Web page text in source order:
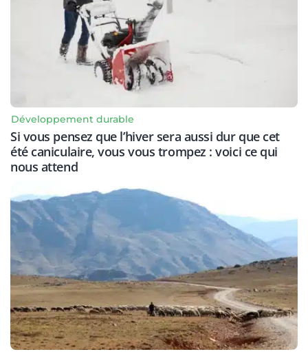
Développement durable
Si vous pensez que l’hiver sera aussi dur que cet
été caniculaire, vous vous trompez : voici ce qui
nous attend